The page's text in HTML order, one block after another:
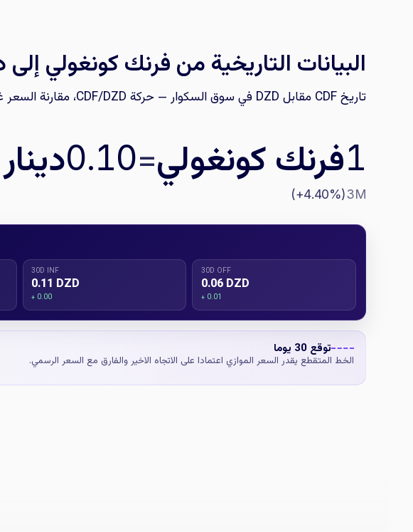
البيانات التاريخية من فرنك كونغولي
تاريخ CDF مقابل DZD في سوق السكوار — حركة CDF/DZD، مقارنة السعر غير الرسمي بالرسمي، ومتابعة فجوة السوق السوداء للدينار الجزائري.
1فرنك كونغولي=
0.10
3M
(+4.40%)
30D INF
0.11 DZD
+ 0.00
30D OFF
0.06 DZD
+ 0.01
توقع 30 يوما
الخط المتقطع يقدر السعر الموازي اعتمادا على الاتجاه الاخير والفارق مع السعر الرسمي.